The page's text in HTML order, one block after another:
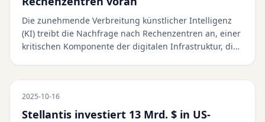
Die zunehmende Verbreitung künstlicher Intelligenz
(KI) treibt die Nachfrage nach Rechenzentren an, einer
kritischen Komponente der digitalen Infrastruktur, di…
2025-10-16
Stellantis investiert 13 Mrd. $ in US-